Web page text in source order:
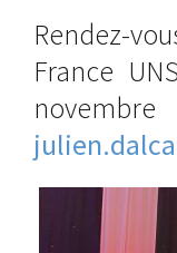
Rendez-
France